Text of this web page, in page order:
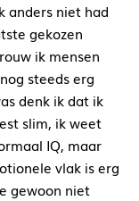
anders niet had
gekozen
ik mensen
steeds erg
denk ik dat ik
slim, ik weet
IQ, maar
vlak is erg
gewoon niet